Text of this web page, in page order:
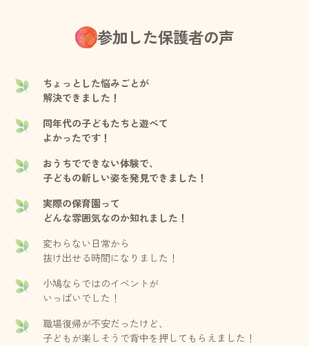
参加した保護者の声
ちょっとした悩みごとが
解決できました！
同年代の子どもたちと遊べて
よかったです！
おうちでできない体験で、
子どもの新しい姿を発見できました！
実際の保育園って
どんな雰囲気なのか知れました！
変わらない日常から
抜け出せる時間になりました！
小鳩ならではのイベントが
いっぱいでした！
職場復帰が不安だったけど、
子どもが楽しそうで背中を押してもらえました！